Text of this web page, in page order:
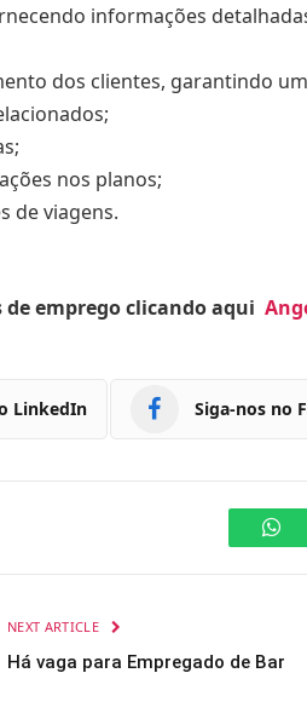
informações
dos clientes, garantindo
nos planos;
de viagens.
emprego clicando aqui
LinkedIn Siga-nos no
NEXT ARTICLE
Há vaga para Empregado de Bar